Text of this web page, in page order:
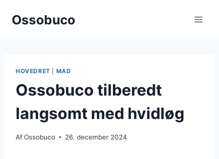
Ossobuco
HOVEDRET MAD
Ossobuco tilberedt
langsomt med hvidløg
AfOssobuco 26. december 2024